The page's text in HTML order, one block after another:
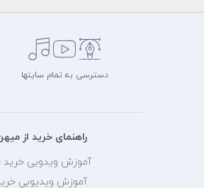
دسترسی به تمام سایتها
راهنمای خرید از
آموزش ویدویی خرید
آموزش ویدیویی